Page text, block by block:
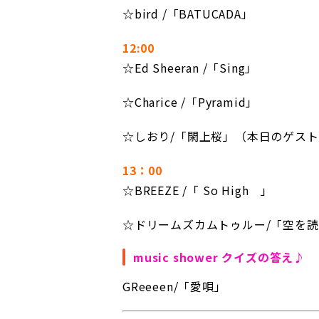
☆bird /「BATUCADA」
12:00
☆Ed Sheeran /「Sing」
☆Charice /「Pyramid」
☆しおり/「閖上桜」（本日のゲスト
13：00
☆BREEZE /「 So High 」
☆ドリームズカムトゥルー/「空を読
music shower クイズの答え♪
GReeeen/「愛唄」